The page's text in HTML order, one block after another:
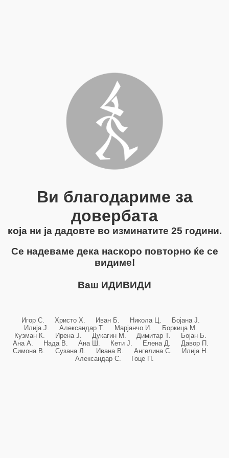
Ви благодариме за
довербата
која ни ја дадовте во изминатите 25 години.
Се надеваме дека наскоро повторно ќе се
видиме!
Ваш ИДИВИДИ
Игор С. Христо Х. Иван Б. Никола Ц. Бојана Ј.
Илија Ј. Александар Т. Марјанчо И. Боркица М.
Кузман К. Ирена Ј. Дукагин М. Димитар Т. Бојан Б.
Ана А. Нада В. Ана Ш. Кети Ј. Елена Д. Давор П.
Симона В. Сузана Л. Ивана В. Ангелина С. Илија Н.
Александар С. Гоце П.